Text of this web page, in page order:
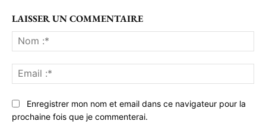
LAISSER UN COMMENTAIRE
:*
:*
Enregistrer mon nom et email dans ce navigateur pour la
prochaine fois que je commenterai.